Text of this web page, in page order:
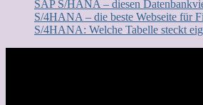
SAP S/HANA – diesen
S/4HANA – die beste Webseite für
S/4HANA: Welche Tabelle steckt